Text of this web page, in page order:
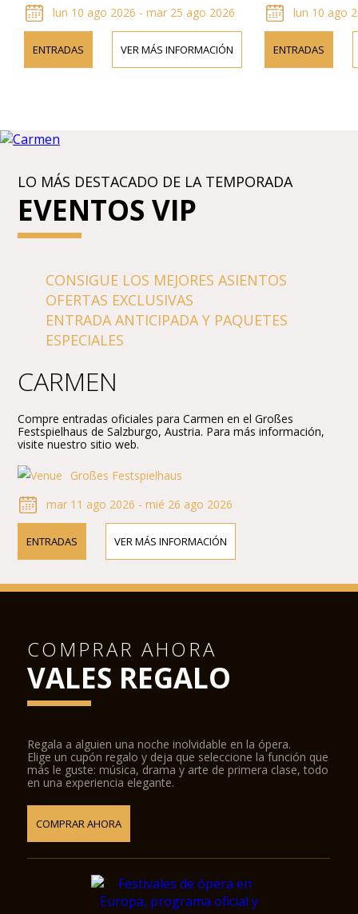
lun 10 ago 2026 - mar 25 ago 2026
ENTRADAS VER MÁS INFORMACIÓN
lun 10 ago
ENTRADAS
LO MÁS DESTACADO DE LA TEMPORADA
EVENTOS VIP
CONSIGUE LOS MEJORES ASIENTOS
OFERTAS EXCLUSIVAS
ENTRADA ANTICIPADA Y PAQUETES
ESPECIALES
CARMEN
Compre entradas oficiales para Carmen en el Großes
Festspielhaus de Salzburgo, Austria. Para más información,
visite nuestro sitio web.
Großes Festspielhaus
mar 11 ago 2026 - mié 26 ago 2026
ENTRADAS VER MÁS INFORMACIÓN
COMPRAR AHORA
VALES REGALO
Regala a alguien una noche inolvidable en la ópera.
Elige un cupón regalo y deja que seleccione la función que
más le guste: música, drama y arte de primera clase, todo
en una experiencia elegante.
COMPRAR AHORA